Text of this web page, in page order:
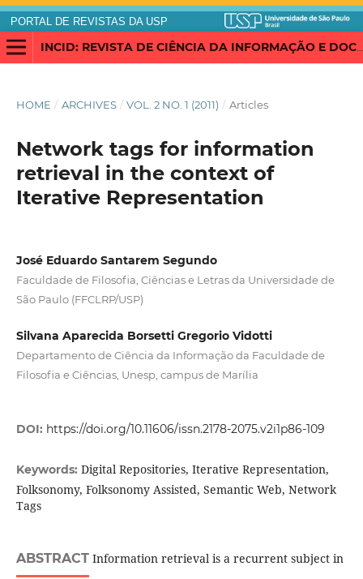
PORTAL DE REVISTAS DA USP
INCID: REVISTA DE CIÊNCIA DA INFORMAÇÃO E DOCUMENTAÇÃO
HOME / ARCHIVES / VOL. 2 NO. 1 (2011) / Articles
Network tags for information
retrieval in the context of
Iterative Representation
José Eduardo Santarem Segundo
Faculdade de Filosofia, Ciências e Letras da Universidade de
São Paulo (FFCLRP/USP)
Silvana Aparecida Borsetti Gregorio Vidotti
Departamento de Ciência da Informação da Faculdade de
Filosofia e Ciências, Unesp, campus de Marília
DOI: https://doi.org/10.11606/issn.2178-2075.v2i1p86-109
Keywords: Digital Repositories, Iterative Representation,
Folksonomy, Folksonomy Assisted, Semantic Web, Network
Tags
ABSTRACTInformation retrieval is a recurrent subject in